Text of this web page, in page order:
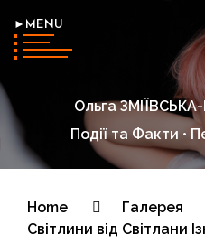
►MENU
Ольга
Події та Факти •
Home
Галерея
Світлини від Світлани